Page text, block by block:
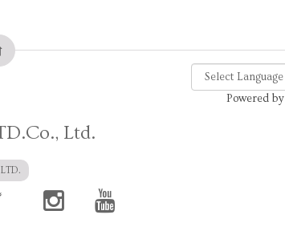
Powered by
Ltd.